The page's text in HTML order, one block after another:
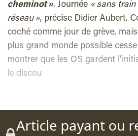
cheminot ». Journée « sans
réseau », précise Didier Aubert.
coché comme jour de grève,
plus grand monde possible
montrer que les OS gardent
le discou
Article payant ou